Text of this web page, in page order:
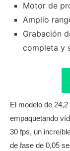
Motor de
Amplio
Grabación
completa y
El modelo de
empaquetando
30 fps, un
de fase de 0,05